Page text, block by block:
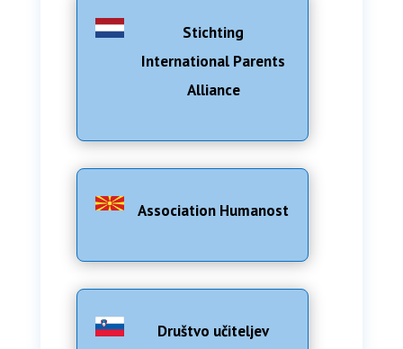
Stichting
International Parents
Alliance
Association Humanost
Društvo učiteljev